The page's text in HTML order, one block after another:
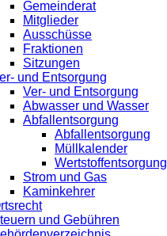
Gemeinderat
Mitglieder
Ausschüsse
Fraktionen
Sitzungen
und Entsorgung
Ver- und Entsorgung
Abwasser und Wasser
Abfallentsorgung
Abfallentsorgung
Müllkalender
Wertstoffentsorgung
Strom und Gas
Kaminkehrer
und Gebühren